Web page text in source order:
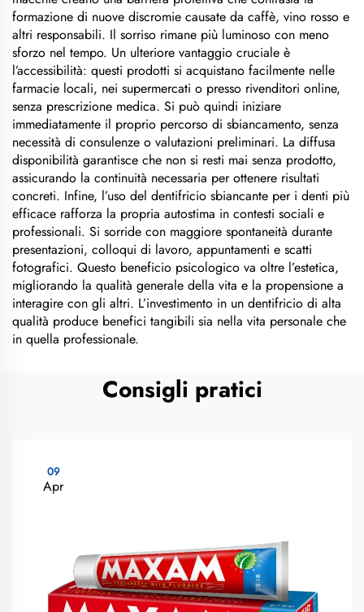
formazione di nuove discromie causate da caffè, vino rosso e
altri responsabili. Il sorriso rimane più luminoso con meno
sforzo nel tempo. Un ulteriore vantaggio cruciale è
l’accessibilità: questi prodotti si acquistano facilmente nelle
farmacie locali, nei supermercati o presso rivenditori online,
senza prescrizione medica. Si può quindi iniziare
immediatamente il proprio percorso di sbiancamento, senza
necessità di consulenze o valutazioni preliminari. La diffusa
disponibilità garantisce che non si resti mai senza prodotto,
assicurando la continuità necessaria per ottenere risultati
concreti. Infine, l’uso del dentifricio sbiancante per i denti più
efficace rafforza la propria autostima in contesti sociali e
professionali. Si sorride con maggiore spontaneità durante
presentazioni, colloqui di lavoro, appuntamenti e scatti
fotografici. Questo beneficio psicologico va oltre l’estetica,
migliorando la qualità generale della vita e la propensione a
interagire con gli altri. L’investimento in un dentifricio di alta
qualità produce benefici tangibili sia nella vita personale che
in quella professionale.
Consigli pratici
09
Apr